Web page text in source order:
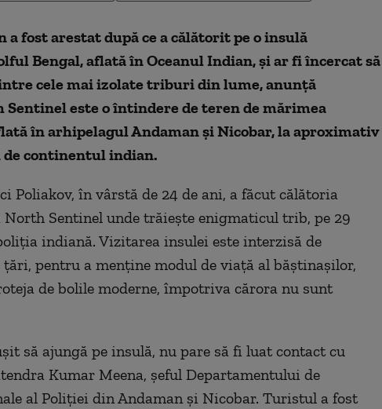
fost arestat după ce a călătorit pe o insulă
Bengal, aflată în Oceanul Indian, și ar fi încercat să
cele mai izolate triburi din lume, anunță
este o întindere de teren de mărimea
în arhipelagul Andaman și Nicobar, la aproximativ
continentul indian.
Poliakov, în vârstă de 24 de ani, a făcut călătoria
North Sentinel unde trăiește enigmaticul trib, pe 29
indiană. Vizitarea insulei este interzisă de
pentru a menține modul de viață al băștinașilor,
de bolile moderne, împotriva cărora nu sunt
să ajungă pe insulă, nu pare să fi luat contact cu
Kumar Meena, șeful Departamentului de
al Poliției din Andaman și Nicobar. Turistul a fost